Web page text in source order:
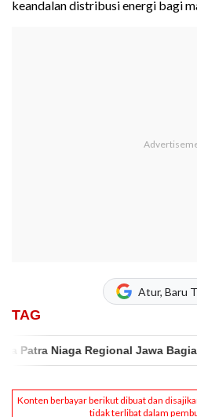
keandalan distribusi energi bagi
Atur, Baru
TAG
Niaga Regional Jawa Bagian